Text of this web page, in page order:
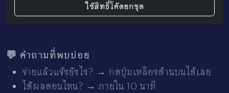
ใช้สิทธิ์โค้ดยกชุด
💬 คำถามที่พบบ่อย
จ่ายแล้วแจ้งยังไง? → กดปุ่มเหลืองด้านบนได้เลย
ได้ผลตอนไหน? → ภายใน 10 นาที